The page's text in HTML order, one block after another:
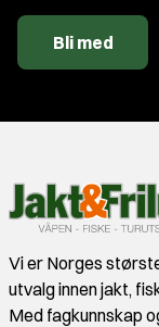
Bli med
Vi er Norges
utvalg innen jakt,
Med fagkunnskap